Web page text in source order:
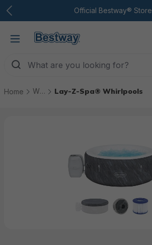
To the main contentOfficial Bestway® Store
Home Whirlpools & ice baths Lay-Z-Spa® Whirlpools